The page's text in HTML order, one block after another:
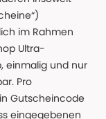
im Rahmen
Ultra-
einmalig und nur
Pro
Gutscheincode
eingegebenen